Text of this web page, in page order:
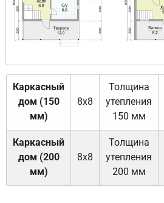
Каркасный
дом (150
мм)
8х8
Толщина
утепления
150 мм
Каркасный
дом (200
мм)
8х8
Толщина
утепления
200 мм